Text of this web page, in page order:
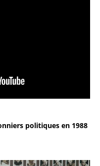
politiques en 1988